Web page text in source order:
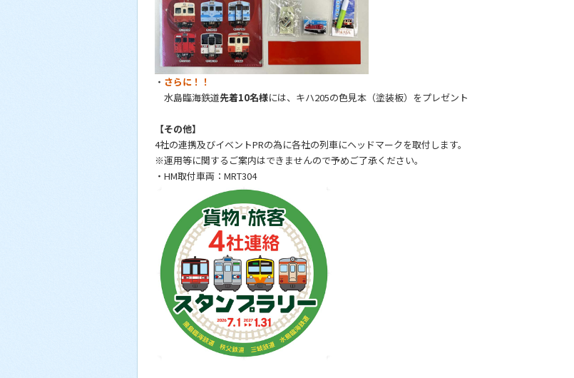
・ さらに！！
水島臨海鉄道先着10名様には、キハ205の色見本（塗装板）をプレゼント
【その他】
4社の連携及びイベントPRの為に各社の列車にヘッドマークを取付します。
※運用等に関するご案内はできませんので予めご了承ください。
・HM取付車両：MRT304